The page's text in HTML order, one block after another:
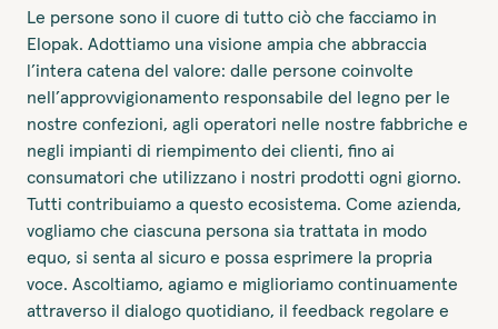
Le persone sono il cuore di tutto ciò che facciamo in
Elopak. Adottiamo una visione ampia che abbraccia
l’intera catena del valore: dalle persone coinvolte
nell’approvvigionamento responsabile del legno per le
nostre confezioni, agli operatori nelle nostre fabbriche e
negli impianti di riempimento dei clienti, fino ai
consumatori che utilizzano i nostri prodotti ogni giorno.
Tutti contribuiamo a questo ecosistema. Come azienda,
vogliamo che ciascuna persona sia trattata in modo
equo, si senta al sicuro e possa esprimere la propria
voce. Ascoltiamo, agiamo e miglioriamo continuamente
attraverso il dialogo quotidiano, il feedback regolare e